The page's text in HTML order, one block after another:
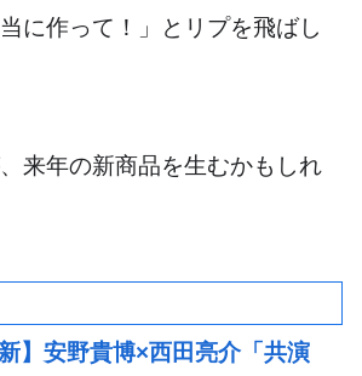
に作って！」とリプを飛ばし
来年の新商品を生むかもしれ
】安野貴博×西田亮介「共演